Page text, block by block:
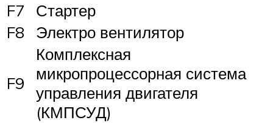
F7
Стартер
F8
Электро вентилятор
F9
Комплексная
микропроцессорная система
управления двигателя
(КМПСУД)